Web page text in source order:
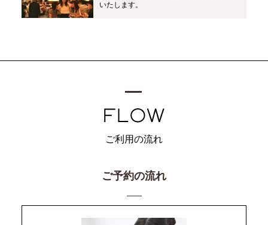
いたします。
ご利用の流れ
ご予約の流れ